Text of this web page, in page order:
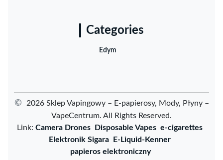
Categories
Edym
©
2026 Sklep Vapingowy – E-papierosy, Mody, Płyny –
VapeCentrum. All Rights Reserved.
Link: Camera Drones Disposable Vapes e-cigarettes
Elektronik Sigara
E-Liquid-Kenner
papieros elektroniczny